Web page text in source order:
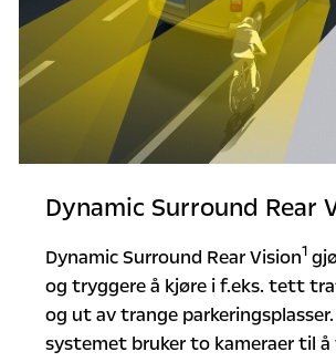
Dynamic Surround Rear
Dynamic Surround Rear Vision1
og tryggere å kjøre i f.eks. tett
og ut av trange
systemet bruker to kameraer til å